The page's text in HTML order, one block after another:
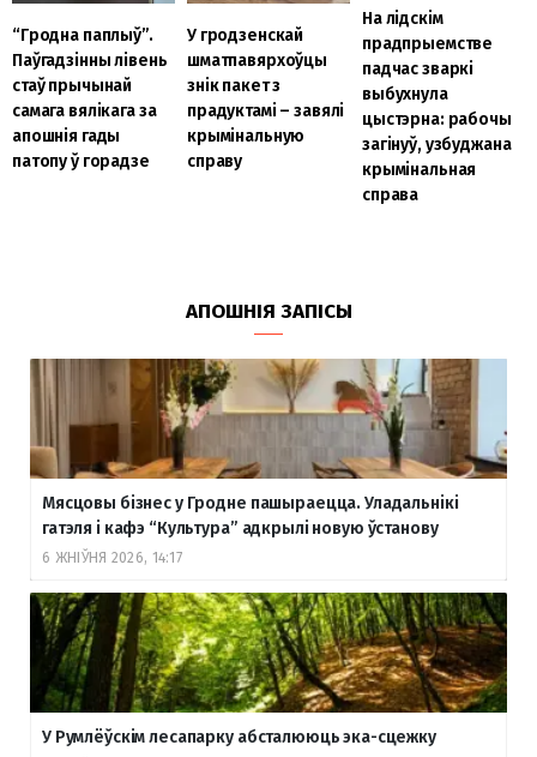
“Гродна паплыў”.
Паўгадзінны лівень
стаў прычынай
самага вялікага за
апошнія гады
патопу ў горадзе
У гродзенскай
шматпавярхоўцы
знік пакет з
прадуктамі – завялі
крымінальную
справу
На лідскім
прадпрыемстве
падчас зваркі
выбухнула
цыстэрна: рабочы
загінуў, узбуджана
крымінальная
справа
АПОШНІЯ ЗАПІСЫ
Мясцовы бізнес у Гродне пашыраецца. Уладальнікі
гатэля і кафэ “Культура” адкрылі новую ўстанову
6 ЖНІЎНЯ 2026, 14:17
У Румлёўскім лесапарку абсталююць эка-сцежку